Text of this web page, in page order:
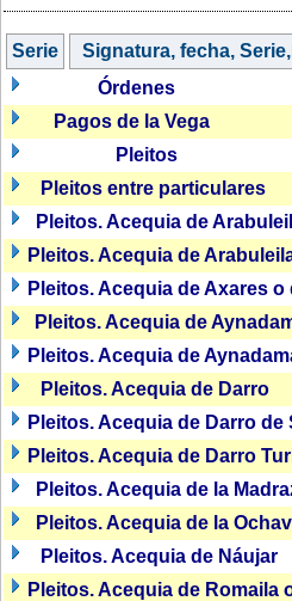
Serie Signatura, fecha,
Órdenes
Pagos de la Vega
Pleitos
Pleitos entre particulares
Pleitos. Acequia de
Pleitos. Acequia de
Pleitos. Acequia de Axares o
Pleitos. Acequia de
Pleitos. Acequia de
Pleitos. Acequia de Darro
Pleitos. Acequia de Darro
Pleitos. Acequia de Darro
Pleitos. Acequia de la
Pleitos. Acequia de la
Pleitos. Acequia de Náujar
Pleitos. Acequia de Romaila